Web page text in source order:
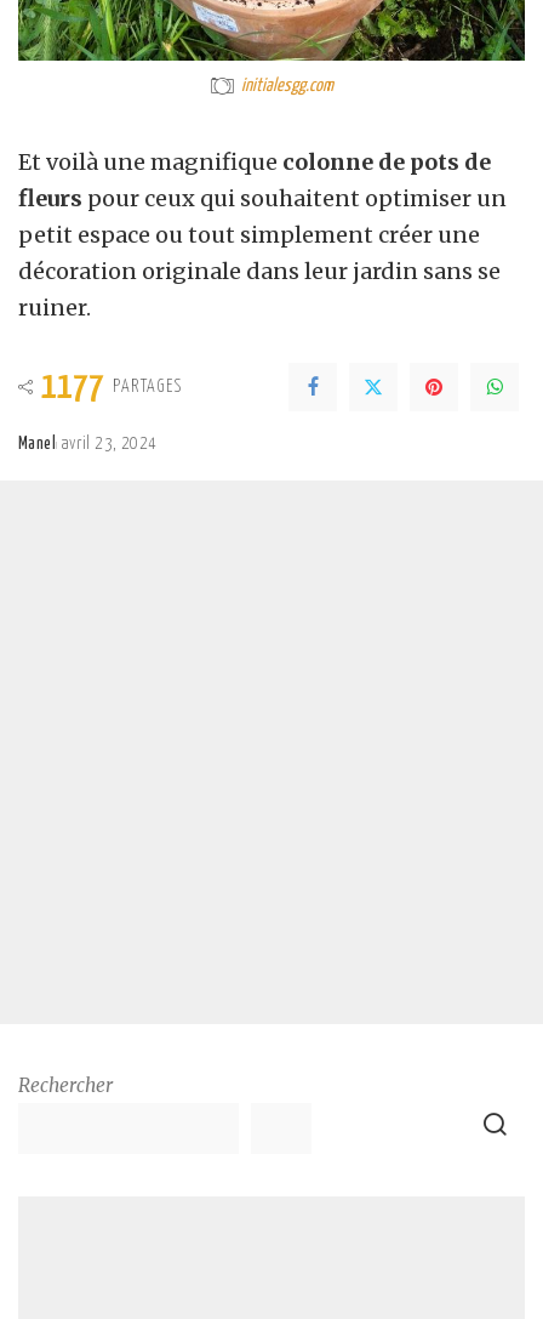
initialesgg.com
Et voilà une magnifique colonne de pots de
fleurs pour ceux qui souhaitent optimiser un
petit espace ou tout simplement créer une
décoration originale dans leur jardin sans se
ruiner.
1177 PARTAGES
Manel avril 23, 2024
Rechercher